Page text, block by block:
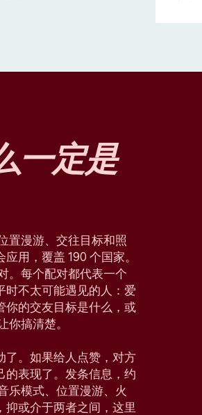
一定是
置漫游、交往目标和照
用，覆盖 190 个国家。
。每个配对都代表一个
时不太可能遇见的人：爱
你的交友目标是什么，或
搞清楚。
了。如果给人点赞，对方
的表现了。发条信息，约
乐模式、位置漫游、火
抑或介于两者之间，这里